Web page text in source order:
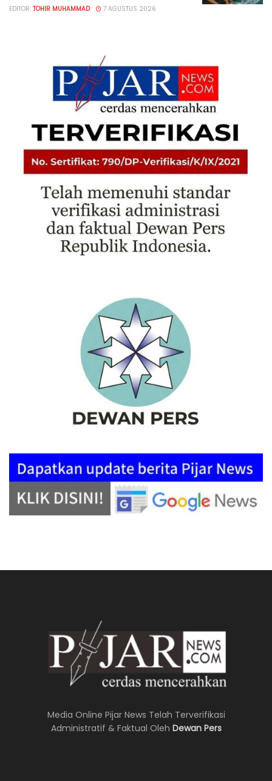
EDITOR: TOHIR MUHAMMAD 7 AGUSTUS 2026
Media Online Pijar News Telah Terverifikasi
Administratif & Faktual Oleh Dewan Pers